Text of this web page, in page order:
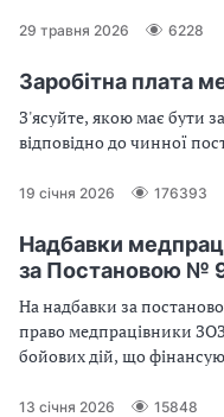
29 травня 2026 6228
Заробітна плата
З'ясуйте, якою має бути
відповідно до чинної
19 січня 2026 176393
Надбавки
за Постановою №
На надбавки за
право медпрацівники
бойових дій, що
13 січня 2026 15848